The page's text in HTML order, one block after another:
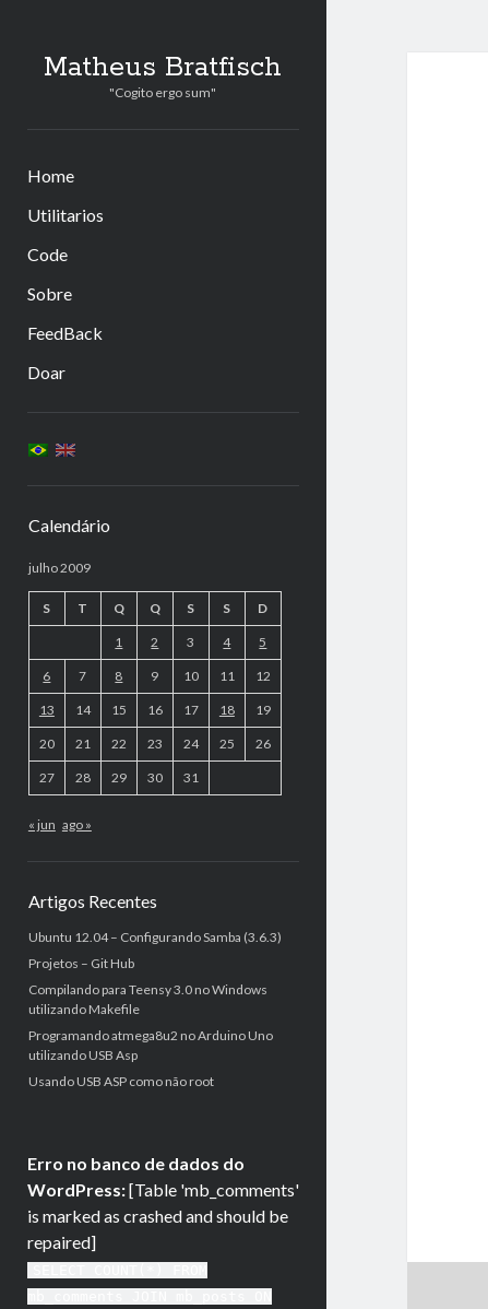
Matheus Bratfisch
"Cogito ergo sum"
Home
Utilitarios
Code
Sobre
FeedBack
Doar
Lateral
Calendário
julho 2009
S T Q Q S S D
1 2 3 4 5
6 7 8 9 10 11 12
13 14 15 16 17 18 19
20 21 22 23 24 25 26
27 28 29 30 31
« jun ago »
Artigos Recentes
Ubuntu 12.04 – Configurando Samba (3.6.3)
Projetos – Git Hub
Compilando para Teensy 3.0 no Windows
utilizando Makefile
Programando atmega8u2 no Arduino Uno
utilizando USB Asp
Usando USB ASP como não root
Erro no banco de dados do
WordPress:[Table 'mb_comments'
is marked as crashed and should be
repaired]